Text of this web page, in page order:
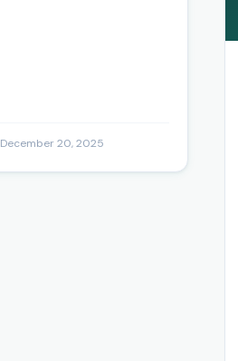
December 20, 2025